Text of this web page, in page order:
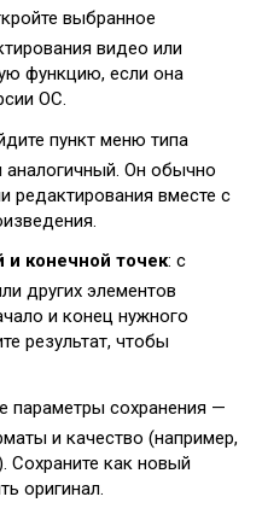
выбранное
видео или
функцию, если она
ОС.
пункт меню типа
аналогичный. Он обычно
редактирования вместе с
и конечной точек: с
других элементов
и конец нужного
результат, чтобы
параметры сохранения —
и качество (например,
Сохраните как новый
оригинал.